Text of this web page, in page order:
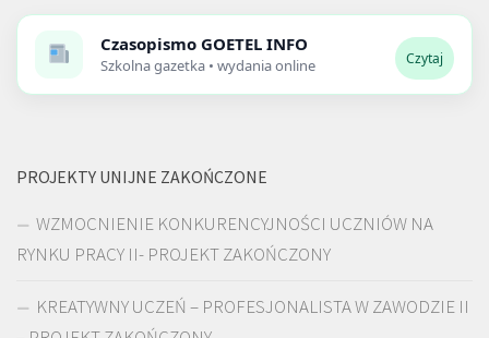
Czasopismo GOETEL INFO
Szkolna gazetka • wydania online Czytaj
PROJEKTY UNIJNE ZAKOŃCZONE
WZMOCNIENIE KONKURENCYJNOŚCI UCZNIÓW NA
RYNKU PRACY II- PROJEKT ZAKOŃCZONY
KREATYWNY UCZEŃ – PROFESJONALISTA W ZAWODZIE II